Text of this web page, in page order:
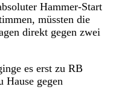
Hammer-Start
müssten die
direkt gegen zwei
es erst zu RB
Hause gegen